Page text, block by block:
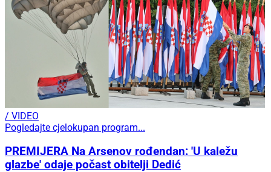
/ VIDEO
Pogledajte cjelokupan program...
PREMIJERA Na Arsenov rođendan: 'U kaležu
glazbe' odaje počast obitelji Dedić